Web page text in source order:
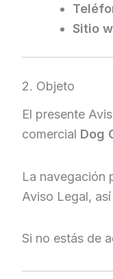
Sitio
2. Objeto
El presente
comercial Dog
La navegación
Aviso Legal,
Si no estás de